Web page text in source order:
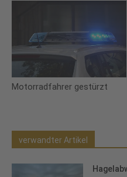
Motorradfahrer gestürzt
verwandter Artikel